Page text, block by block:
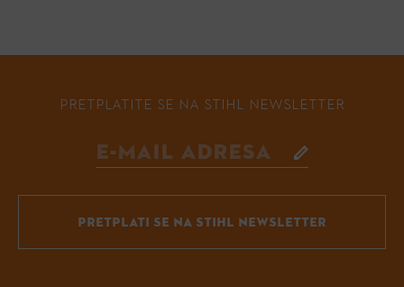
PRETPLATITE SE NA STIHL NEWSLETTER
PRETPLATI SE NA STIHL NEWSLETTER